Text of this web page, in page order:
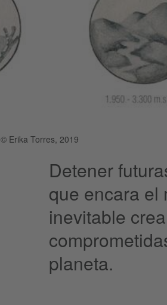
© Erika Torres, 2019
Detener
que encara el
inevitable
planeta.